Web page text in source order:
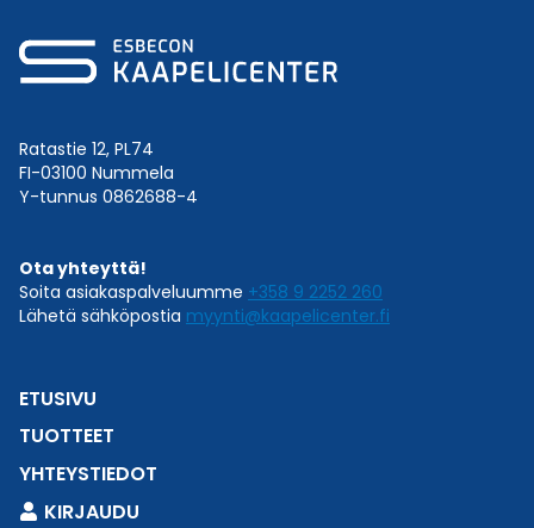
Ratastie 12, PL74
FI-03100 Nummela
Y-tunnus 0862688-4
Ota yhteyttä!
Soita asiakaspalveluumme +358 9 2252 260
Lähetä sähköpostia myynti@kaapelicenter.fi
ETUSIVU
TUOTTEET
YHTEYSTIEDOT
KIRJAUDU